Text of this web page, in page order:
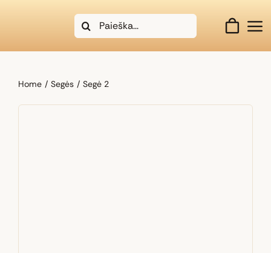
Search
for:
Home Segės Segė 2